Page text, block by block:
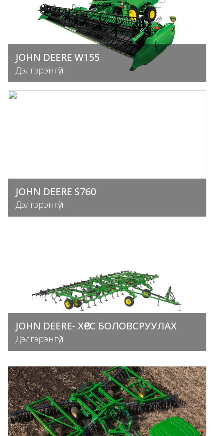
JOHN DEERE W155
Дэлгэрэнгүй
JOHN DEERE S760
Дэлгэрэнгүй
JOHN DEERE- ХӨРС БОЛОВСРУУЛАХ
Дэлгэрэнгүй